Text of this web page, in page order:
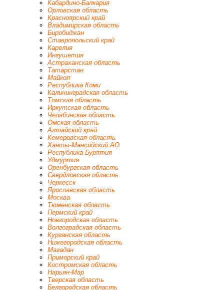
Кабардино-Балкария
Орловская область
Красноярский край
Владимирская область
Биробиджан
Ставропольский край
Карелия
Ингушетия
Астраханская область
Татарстан
Майкоп
Республика Коми
Калининградская область
Томская область
Иркутская область
Челябинская область
Омская область
Алтайский край
Кемеровская область
Ханты-Мансийский AO
Республика Бурятия
Удмуртия
Оренбургская область
Свердловская область
Черкесск
Ярославская область
Москва
Тюменская область
Пермский край
Новгородская область
Волгоградская область
Курганская область
Нижегородская область
Магадан
Приморский край
Костромская область
Нарьян-Мар
Тверская область
Белгородская область